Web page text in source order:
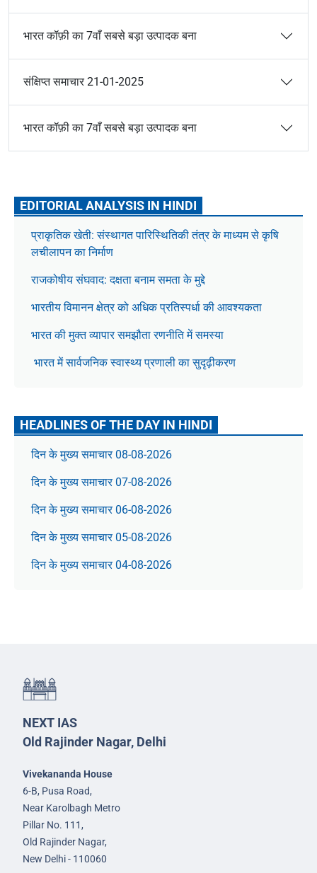
भारत कॉफ़ी का 7वाँ सबसे बड़ा उत्पादक बना
संक्षिप्त समाचार 21-01-2025
भारत कॉफ़ी का 7वाँ सबसे बड़ा उत्पादक बना
EDITORIAL ANALYSIS IN HINDI
प्राकृतिक खेती: संस्थागत पारिस्थितिकी तंत्र के माध्यम से कृषि
लचीलापन का निर्माण
राजकोषीय संघवाद: दक्षता बनाम समता के मुद्दे
भारतीय विमानन क्षेत्र को अधिक प्रतिस्पर्धा की आवश्यकता
भारत की मुक्त व्यापार समझौता रणनीति में समस्या
भारत में सार्वजनिक स्वास्थ्य प्रणाली का सुदृढ़ीकरण
HEADLINES OF THE DAY IN HINDI
दिन के मुख्य समाचार 08-08-2026
दिन के मुख्य समाचार 07-08-2026
दिन के मुख्य समाचार 06-08-2026
दिन के मुख्य समाचार 05-08-2026
दिन के मुख्य समाचार 04-08-2026
NEXT IAS
Old Rajinder Nagar, Delhi
Vivekananda House
6-B, Pusa Road,
Near Karolbagh Metro
Pillar No. 111,
Old Rajinder Nagar,
New Delhi - 110060